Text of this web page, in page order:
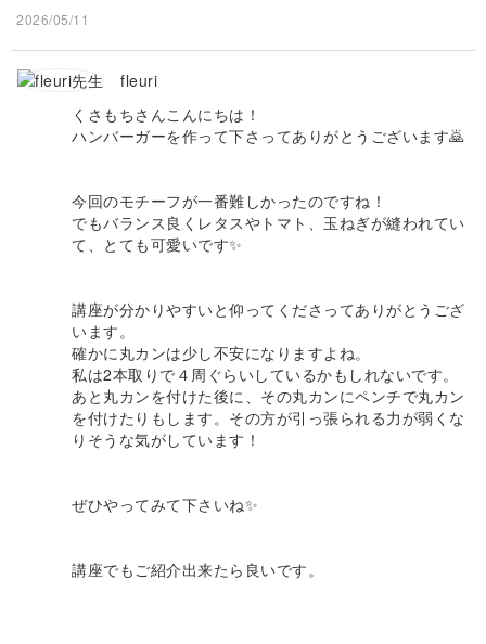
2026/05/11
fleuri
くさもちさんこんにちは！
ハンバーガーを作って下さってありがとうございます🙇
今回のモチーフが一番難しかったのですね！
でもバランス良くレタスやトマト、玉ねぎが縫われてい
て、とても可愛いです✨️
講座が分かりやすいと仰ってくださってありがとうござ
います。
確かに丸カンは少し不安になりますよね。
私は2本取りで４周ぐらいしているかもしれないです。
あと丸カンを付けた後に、その丸カンにペンチで丸カン
を付けたりもします。その方が引っ張られる力が弱くな
りそうな気がしています！
ぜひやってみて下さいね✨️
講座でもご紹介出来たら良いです。